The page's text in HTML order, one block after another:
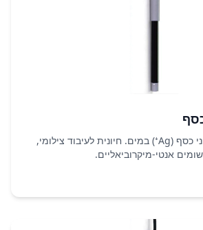
חיישן מדידת ריכוז יוני כסף (Ag⁺) במים. חיונית לעיבוד צילומי,
אנטי-מיקרוביאליים.